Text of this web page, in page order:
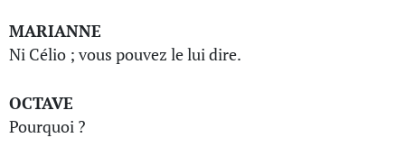
MARIANNE
Ni Célio ; vous pouvez le lui dire.
OCTAVE
Pourquoi ?